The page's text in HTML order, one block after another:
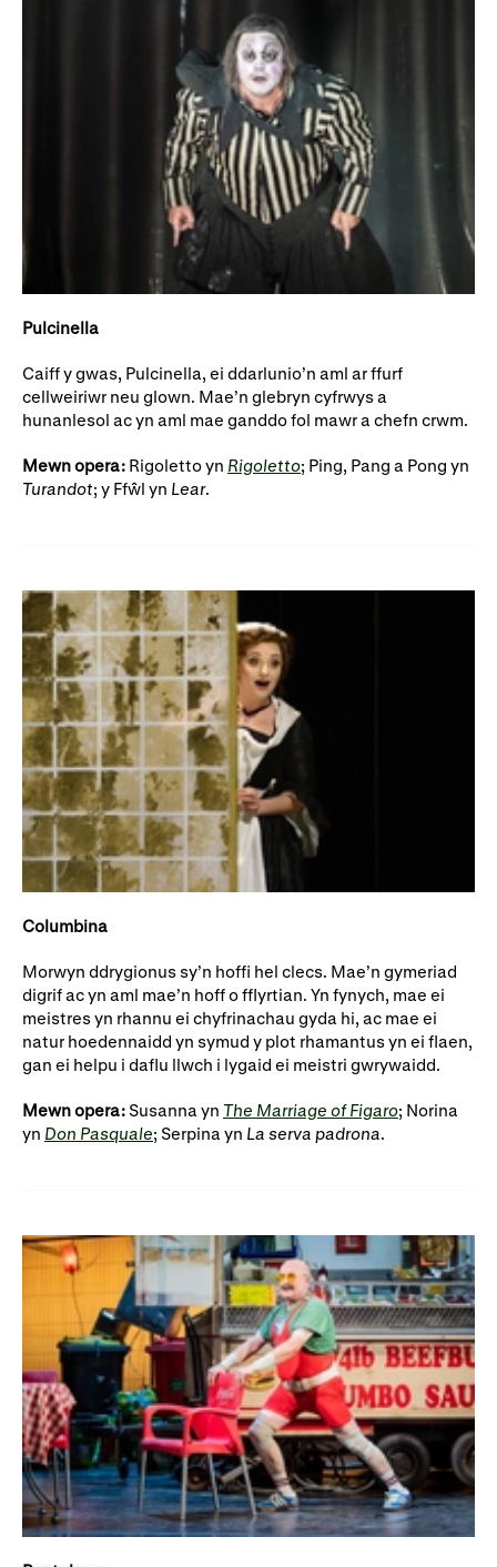
Cefnogwch ni
Digwyddiadau i aelodau
Rhoddion mewn Ewyllysiau
Partneriaid Corfforaethol
Cefnogwyr WNO
Pulcinella
Caiff y gwas, Pulcinella, ei ddarlunio’n aml ar ffurf
cellweiriwr neu glown. Mae’n glebryn cyfrwys a
hunanlesol ac yn aml mae ganddo fol mawr a chefn crwm.
Mewn opera: Rigoletto yn Rigoletto; Ping, Pang a Pong yn
Turandot; y Ffŵl yn Lear.
Columbina
Morwyn ddrygionus sy’n hoffi hel clecs. Mae’n gymeriad
digrif ac yn aml mae’n hoff o fflyrtian. Yn fynych, mae ei
meistres yn rhannu ei chyfrinachau gyda hi, ac mae ei
natur hoedennaidd yn symud y plot rhamantus yn ei flaen,
gan ei helpu i daflu llwch i lygaid ei meistri gwrywaidd.
Mewn opera: Susanna yn The Marriage of Figaro; Norina
yn Don Pasquale; Serpina yn La serva padrona.